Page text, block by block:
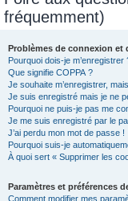
fréquemment)
Problèmes de connexion et
Pourquoi dois-je m’enregistrer
Que signifie COPPA ?
Je souhaite m’enregistrer,
Je suis enregistré mais je ne
Pourquoi ne puis-je pas me
Je me suis enregistré par le
J’ai perdu mon mot de passe !
Pourquoi suis-je
À quoi sert « Supprimer les
Paramètres et préférences
Comment modifier mes